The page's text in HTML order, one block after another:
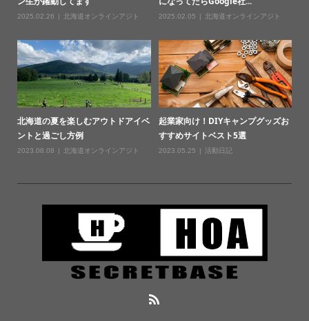
2025.02.26 北海道オンラインアジト 2025.02.05 北海道オンラインアジト
北海道の夏を楽しむアウトドアイベ
ントと過ごし方例
2023.08.08 北海道オンラインアジト
起業家向け！DIYキャンプグッズお
すすめサイトベスト5選
2023.05.25 活動日記